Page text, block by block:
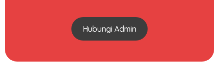
Hubungi Admin